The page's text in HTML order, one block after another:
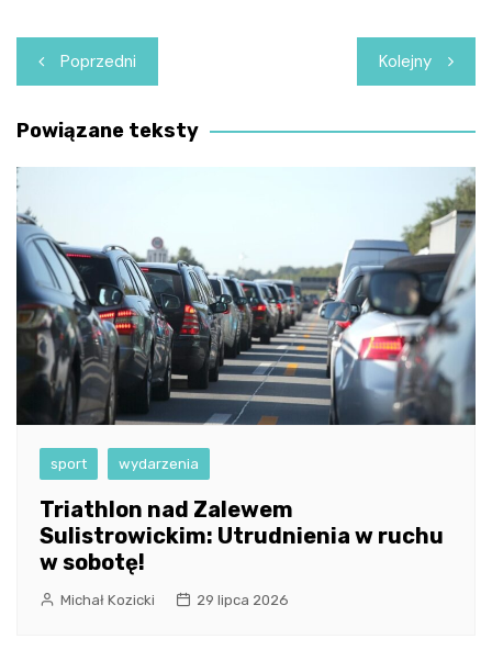
Nawigacja
wpisu
Poprzedni Kolejny
Powiązane teksty
sport wydarzenia
Triathlon nad Zalewem
Sulistrowickim: Utrudnienia w ruchu
w sobotę!
Michał Kozicki 29 lipca 2026